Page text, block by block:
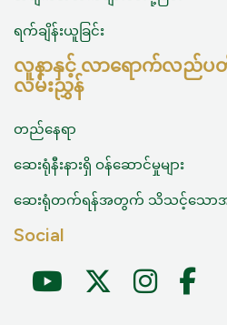
ရက်ချိန်းယူခြင်း
လူနာနှင့် လာရောက်လည်ပ
လမ်းညွှန်
တည်နေရာ
ဆေးရုံနီးနားရှိ ဝန်‌ဆောင်မှုများ
ဆေးရုံတက်ရန်အတွက် သိသင့်သောအ
Social